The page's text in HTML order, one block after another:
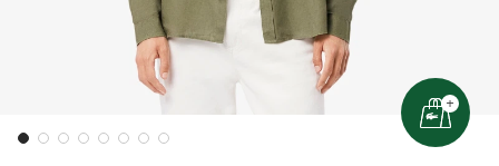
+